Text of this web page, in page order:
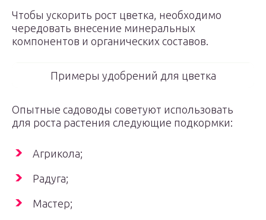
Чтобы ускорить рост цветка, необходимо
чередовать внесение минеральных
компонентов и органических составов.
Примеры удобрений для цветка
Опытные садоводы советуют использовать
для роста растения следующие подкормки:
Агрикола;
Радуга;
Мастер;